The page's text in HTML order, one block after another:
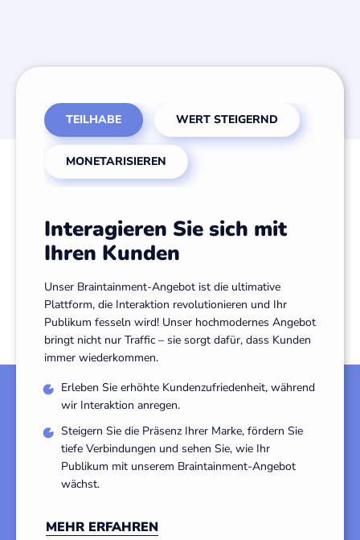
TEILHABE WERT STEIGERND
MONETARISIEREN
Interagieren Sie sich mit
Ihren Kunden
Unser Braintainment-Angebot ist die ultimative
Plattform, die Interaktion revolutionieren und Ihr
Publikum fesseln wird! Unser hochmodernes Angebot
bringt nicht nur Traffic – sie sorgt dafür, dass Kunden
immer wiederkommen.
Erleben Sie erhöhte Kundenzufriedenheit, während
wir Interaktion anregen.
Steigern Sie die Präsenz Ihrer Marke, fördern Sie
tiefe Verbindungen und sehen Sie, wie Ihr
Publikum mit unserem Braintainment-Angebot
wächst.
MEHR ERFAHREN